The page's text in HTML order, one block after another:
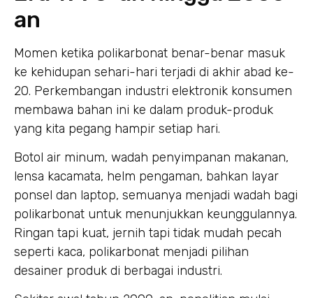
an
Momen ketika polikarbonat benar-benar masuk
ke kehidupan sehari-hari terjadi di akhir abad ke-
20. Perkembangan industri elektronik konsumen
membawa bahan ini ke dalam produk-produk
yang kita pegang hampir setiap hari.
Botol air minum, wadah penyimpanan makanan,
lensa kacamata, helm pengaman, bahkan layar
ponsel dan laptop, semuanya menjadi wadah bagi
polikarbonat untuk menunjukkan keunggulannya.
Ringan tapi kuat, jernih tapi tidak mudah pecah
seperti kaca, polikarbonat menjadi pilihan
desainer produk di berbagai industri.